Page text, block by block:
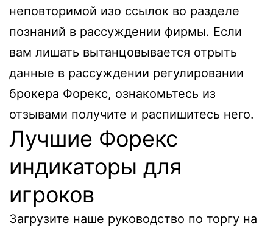
неповторимой изо ссылок во разделе
познаний в рассуждении фирмы. Если
вам лишать вытанцовывается отрыть
данные в рассуждении регулировании
брокера Форекс, ознакомьтесь из
отзывами получите и распишитесь него.
Лучшие Форекс
индикаторы для
игроков
Загрузите наше руководство по торгу на